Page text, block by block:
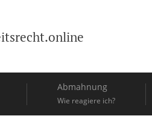
Abmahnung
Wie reagiere ich?